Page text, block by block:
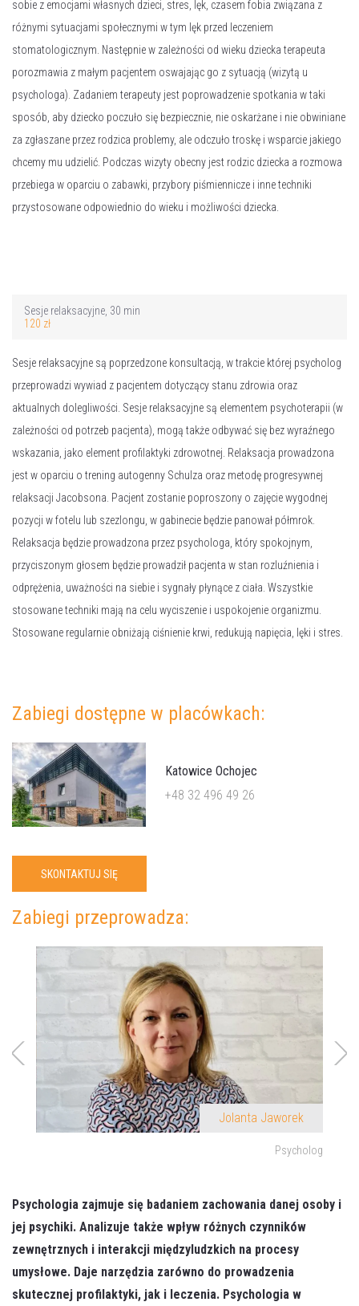
Psychologia zajmuje się badaniem zachowania danej osoby i
jej psychiki. Analizuje także wpływ różnych czynników
zewnętrznych i interakcji międzyludzkich na procesy
umysłowe. Daje narzędzia zarówno do prowadzenia
skutecznej profilaktyki, jak i leczenia. Psychologia w
Zabiegi przeprowadza:
Jolanta Jaworek
Psycholog
sobie z emocjami własnych dzieci, stres, lęk, czasem fobia związana z
różnymi sytuacjami społecznymi w tym lęk przed leczeniem
stomatologicznym. Następnie w zależności od wieku dziecka terapeuta
porozmawia z małym pacjentem oswajając go z sytuacją (wizytą u
psychologa). Zadaniem terapeuty jest poprowadzenie spotkania w taki
sposób, aby dziecko poczuło się bezpiecznie, nie oskarżane i nie obwiniane
za zgłaszane przez rodzica problemy, ale odczuło troskę i wsparcie jakiego
chcemy mu udzielić. Podczas wizyty obecny jest rodzic dziecka a rozmowa
przebiega w oparciu o zabawki, przybory piśmiennicze i inne techniki
przystosowane odpowiednio do wieku i możliwości dziecka.
Sesje relaksacyjne, 30 min
120 zł
Sesje relaksacyjne są poprzedzone konsultacją, w trakcie której psycholog
przeprowadzi wywiad z pacjentem dotyczący stanu zdrowia oraz
aktualnych dolegliwości. Sesje relaksacyjne są elementem psychoterapii (w
zależności od potrzeb pacjenta), mogą także odbywać się bez wyraźnego
wskazania, jako element profilaktyki zdrowotnej. Relaksacja prowadzona
jest w oparciu o trening autogenny Schulza oraz metodę progresywnej
relaksacji Jacobsona. Pacjent zostanie poproszony o zajęcie wygodnej
pozycji w fotelu lub szezlongu, w gabinecie będzie panował półmrok.
Relaksacja będzie prowadzona przez psychologa, który spokojnym,
przyciszonym głosem będzie prowadził pacjenta w stan rozluźnienia i
odprężenia, uważności na siebie i sygnały płynące z ciała. Wszystkie
stosowane techniki mają na celu wyciszenie i uspokojenie organizmu.
Stosowane regularnie obniżają ciśnienie krwi, redukują napięcia, lęki i stres.
Zabiegi dostępne w placówkach:
Katowice Ochojec
+48 32 496 49 26
SKONTAKTUJ SIĘ